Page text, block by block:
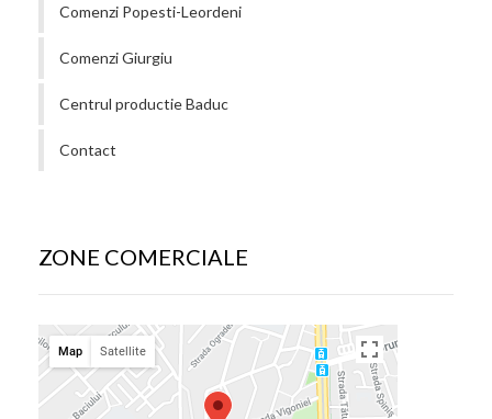
Comenzi Popesti-Leordeni
Comenzi Giurgiu
Centrul productie Baduc
Contact
ZONE COMERCIALE